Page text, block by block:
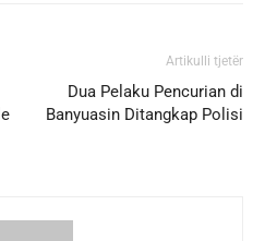
Artikulli tjetër
Dua Pelaku Pencurian di
Banyuasin Ditangkap Polisi